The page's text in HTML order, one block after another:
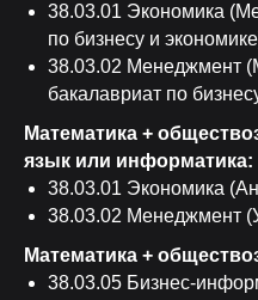
38.03.01 Экономика
по бизнесу и
38.03.02 Менеджмент
бакалавриат по
Математика +
язык или информатика:
38.03.01 Экономика
38.03.02 Менеджмент
Математика +
38.03.05 Бизнес-